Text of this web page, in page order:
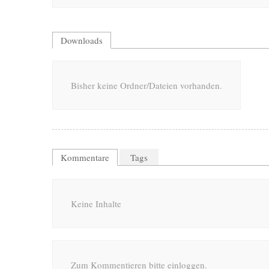
Downloads
Bisher keine Ordner/Dateien vorhanden.
Kommentare Tags
Keine Inhalte
Zum Kommentieren bitte einloggen.